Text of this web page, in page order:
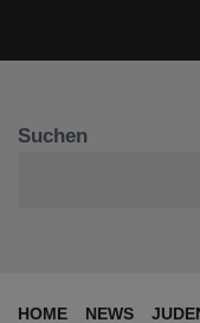
Suchen
HOME NEWS